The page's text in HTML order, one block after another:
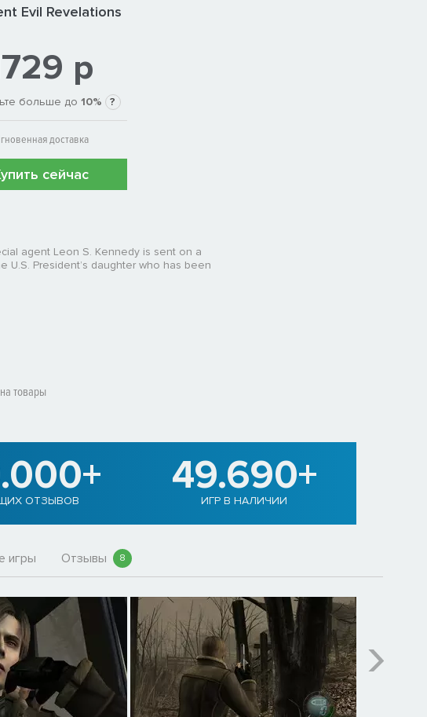
Evil Revelations
р
больше до 10% ?
доставка
сейчас
agent Leon S. Kennedy is sent on a
U.S. President’s daughter who has been
товары
ОТЗЫВОВ
49.690+
ИГР В НАЛИЧИИ
игры Отзывы 8